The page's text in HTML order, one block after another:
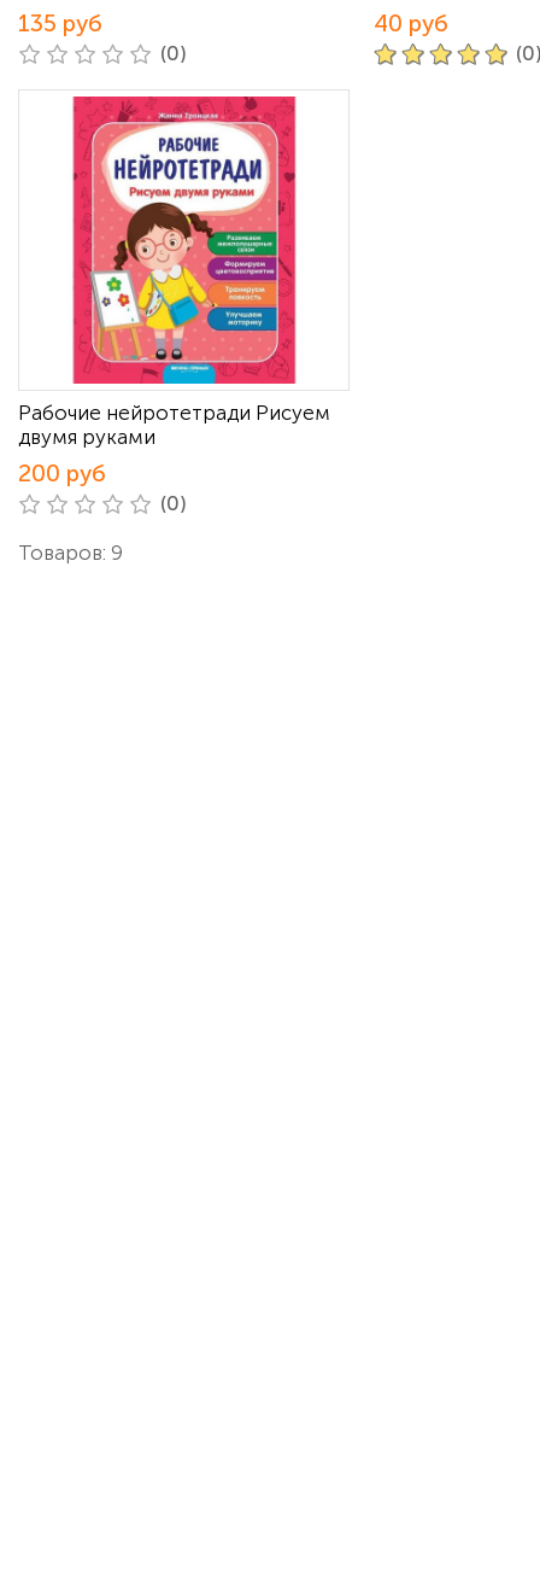
135 руб
(0)
40 руб
Рабочие нейротетради Рисуем
двумя руками
200 руб
(0)
Товаров: 9